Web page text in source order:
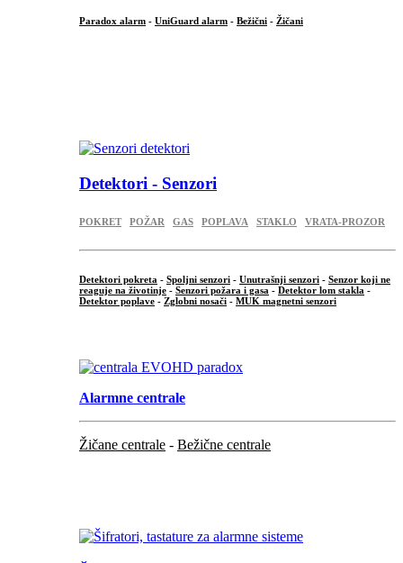
Paradox alarm - UniGuard alarm - Bežični - Žičani
Detektori - Senzori
POKRET POŽAR GAS POPLAVA STAKLO VRATA-PROZOR
Detektori pokreta - Spoljni senzori - Unutrašnji senzori - Senzor koji ne
reaguje na životinje - Senzori požara i gasa - Detektor lom stakla -
Detektor poplave - Zglobni nosači - MUK magnetni senzori
Alarmne centrale
Žičane centrale - Bežične centrale